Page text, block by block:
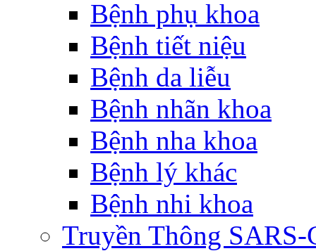
Bệnh phụ khoa
Bệnh tiết niệu
Bệnh da liễu
Bệnh nhãn khoa
Bệnh nha khoa
Bệnh lý khác
Bệnh nhi khoa
Truyền Thông SARS-